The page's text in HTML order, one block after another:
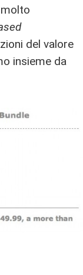
del valore
insieme da